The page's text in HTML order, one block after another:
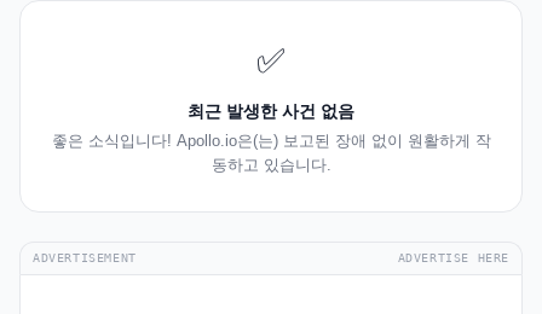
✅
최근 발생한 사건 없음
좋은 소식입니다! Apollo.io은(는) 보고된 장애 없이 원활하게 작
동하고 있습니다.
ADVERTISEMENT ADVERTISE HERE